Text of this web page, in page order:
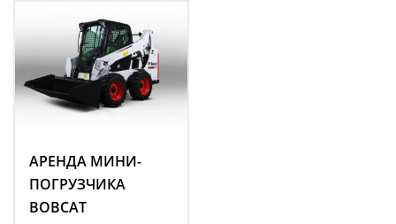
АРЕНДА МИНИ-
ПОГРУЗЧИКА
BOBCAT